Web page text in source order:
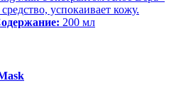
успокаивает кожу.
200 мл